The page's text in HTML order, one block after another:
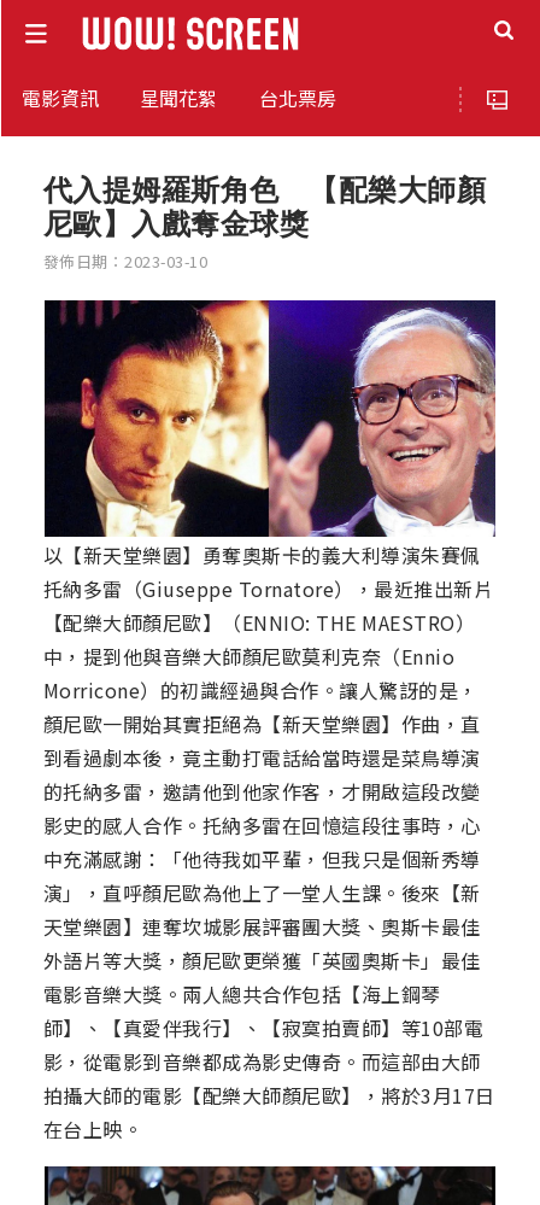
電影資訊 星聞花絮 台北票房
代入提姆羅斯角色 【配樂大師顏
尼歐】入戲奪金球獎
發佈日期：2023-03-10
以【新天堂樂園】勇奪奧斯卡的義大利導演朱賽佩
托納多雷（Giuseppe Tornatore），最近推出新片
【配樂大師顏尼歐】（ENNIO: THE MAESTRO）
中，提到他與音樂大師顏尼歐莫利克奈（Ennio
Morricone）的初識經過與合作。讓人驚訝的是，
顏尼歐一開始其實拒絕為【新天堂樂園】作曲，直
到看過劇本後，竟主動打電話給當時還是菜鳥導演
的托納多雷，邀請他到他家作客，才開啟這段改變
影史的感人合作。托納多雷在回憶這段往事時，心
中充滿感謝：「他待我如平輩，但我只是個新秀導
演」，直呼顏尼歐為他上了一堂人生課。後來【新
天堂樂園】連奪坎城影展評審團大獎、奧斯卡最佳
外語片等大獎，顏尼歐更榮獲「英國奧斯卡」最佳
電影音樂大獎。兩人總共合作包括【海上鋼琴
師】、【真愛伴我行】、【寂寞拍賣師】等10部電
影，從電影到音樂都成為影史傳奇。而這部由大師
拍攝大師的電影【配樂大師顏尼歐】，將於3月17日
在台上映。